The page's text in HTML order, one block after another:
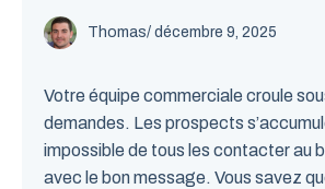
Thomas/ décembre 9, 2025
Votre équipe commerciale croule
demandes. Les prospects
impossible de tous les contacter au
avec le bon message. Vous savez